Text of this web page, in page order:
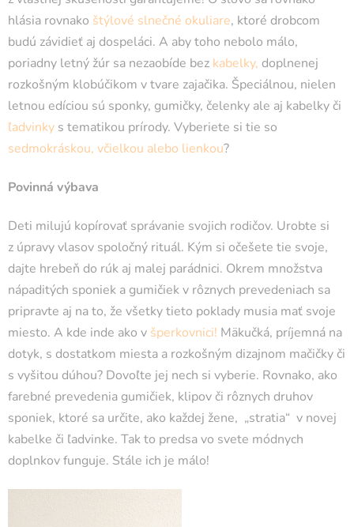
hlásia rovnako štýlové slnečné okuliare, ktoré drobcom
budú závidieť aj dospeláci. A aby toho nebolo málo,
poriadny letný žúr sa nezaobíde bez kabelky, doplnenej
rozkošným klobúčikom v tvare zajačika. Špeciálnou, nielen
letnou edíciou sú sponky, gumičky, čelenky ale aj kabelky či
ľadvinky s tematikou prírody. Vyberiete si tie so
sedmokráskou, včielkou alebo lienkou?
Povinná výbava
Deti milujú kopírovať správanie svojich rodičov. Urobte si
z úpravy vlasov spoločný rituál. Kým si očešete tie svoje,
dajte hrebeň do rúk aj malej parádnici. Okrem množstva
nápaditých sponiek a gumičiek v rôznych prevedeniach sa
pripravte aj na to, že všetky tieto poklady musia mať svoje
miesto. A kde inde ako v šperkovnici! Mäkučká, príjemná na
dotyk, s dostatkom miesta a rozkošným dizajnom mačičky či
s vyšitou dúhou? Dovoľte jej nech si vyberie. Rovnako, ako
farebné prevedenia gumičiek, klipov či rôznych druhov
sponiek, ktoré sa určite, ako každej žene, „stratia“ v novej
kabelke či ľadvinke. Tak to predsa vo svete módnych
doplnkov funguje. Stále ich je málo!